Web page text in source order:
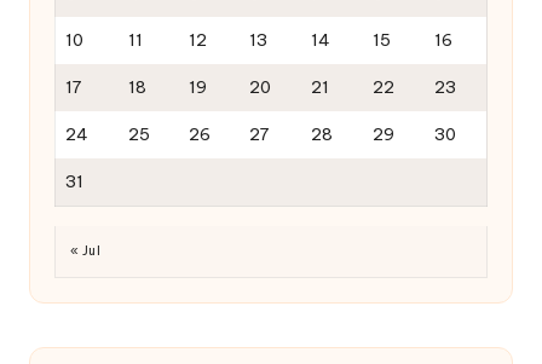
10 11 12 13 14 15 16
17 18 19 20 21 22 23
24 25 26 27 28 29 30
31
« Jul